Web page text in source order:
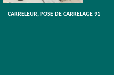
CARRELEUR, POSE DE CARRELAGE 91